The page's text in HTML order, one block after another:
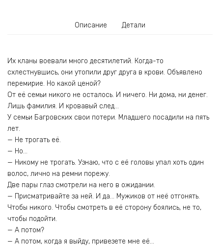
Описание Детали
Их кланы воевали много десятилетий. Когда-то
схлестнувшись, они утопили друг друга в крови. Объявлено
перемирие. Но какой ценой?
От её семьи никого не осталось. И ничего. Ни дома, ни денег.
Лишь фамилия. И кровавый след…
У семьи Багровских свои потери. Младшего посадили на пять
лет.
— Не трогать её.
— Но…
— Никому не трогать. Узнаю, что с её головы упал хоть один
волос, лично на ремни порежу.
Две пары глаз смотрели на него в ожидании.
— Присматривайте за ней. И да… Мужиков от неё отгонять.
Чтобы никого. Чтобы смотреть в её сторону боялись, не то,
чтобы подойти.
— А потом?
— А потом, когда я выйду, привезете мне её…